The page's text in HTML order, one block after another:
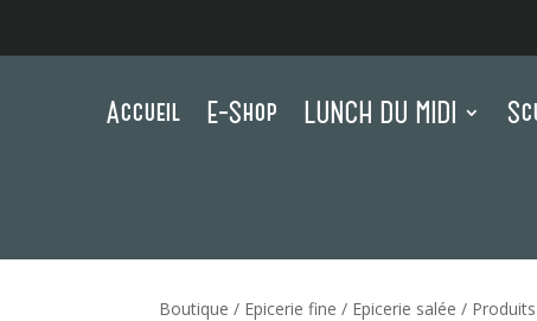
Accueil E-Shop LUNCH DU MIDI
Boutique / Epicerie fine / Epicerie salée /